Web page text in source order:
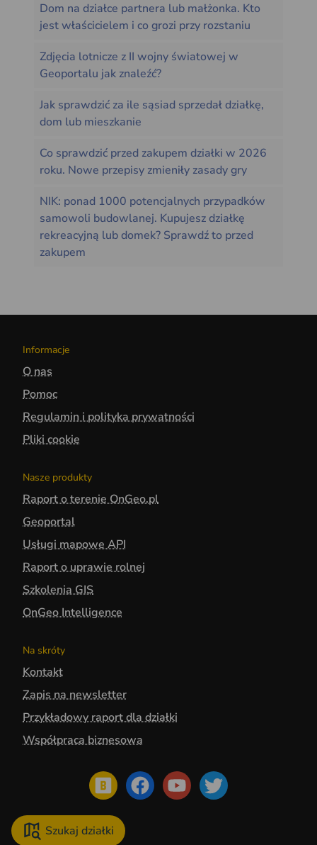
Dom na działce partnera lub małżonka. Kto
jest właścicielem i co grozi przy rozstaniu
Zdjęcia lotnicze z II wojny światowej w
Geoportalu jak znaleźć?
Jak sprawdzić za ile sąsiad sprzedał działkę,
dom lub mieszkanie
Co sprawdzić przed zakupem działki w 2026
roku. Nowe przepisy zmieniły zasady gry
NIK: ponad 1000 potencjalnych przypadków
samowoli budowlanej. Kupujesz działkę
rekreacyjną lub domek? Sprawdź to przed
zakupem
Informacje
O nas
Pomoc
Regulamin i polityka prywatności
Pliki cookie
Nasze produkty
Raport o terenie OnGeo.pl
Geoportal
Usługi mapowe API
Raport o uprawie rolnej
Szkolenia GIS
OnGeo Intelligence
Na skróty
Kontakt
Zapis na newsletter
Przykładowy raport dla działki
Współpraca biznesowa
Szukaj działki